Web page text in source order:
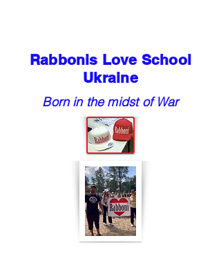
Rabbonis Love School
Ukraine
Born in the midst of War